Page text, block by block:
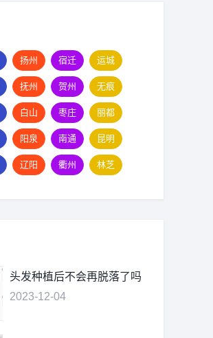
扬州 宿迁 运城
抚州 贺州 无痕
白山 枣庄 丽都
阳泉 南通 昆明
辽阳 衢州 林芝
头发种植后不会再脱落了吗
2023-12-04